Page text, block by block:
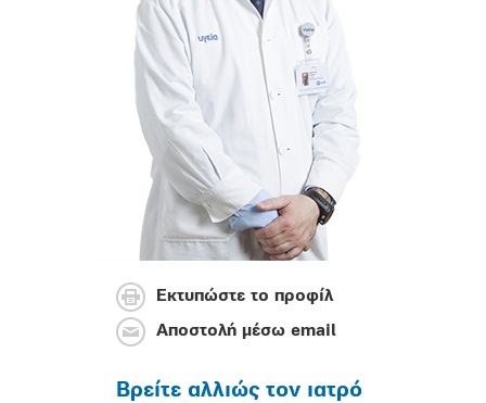
Εκτυπώστε το προφίλ
Αποστολή μέσω email
Βρείτε αλλιώς τον ιατρό